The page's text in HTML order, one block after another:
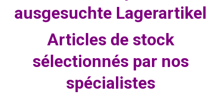
ausgesuchte Lagerartikel
Articles de stock
sélectionnés par nos
spécialistes